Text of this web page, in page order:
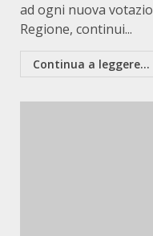
ad ogni nuova
Regione, continui...
Continua a leggere...